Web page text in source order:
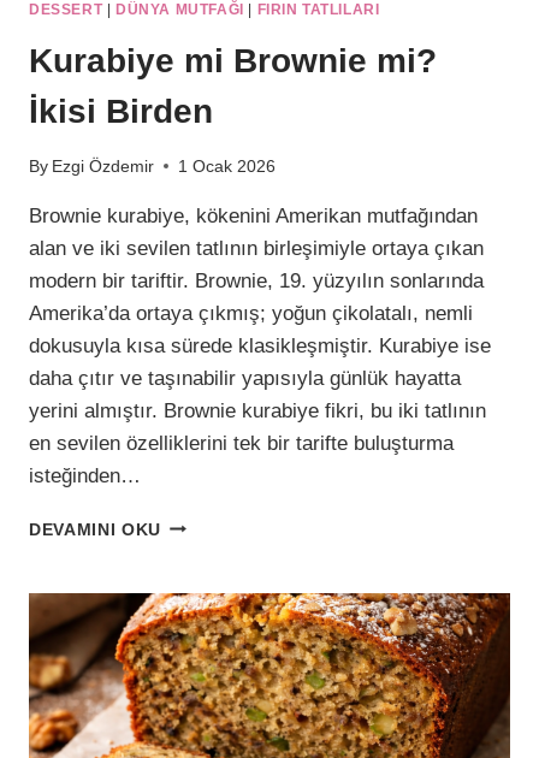
DESSERT| DÜNYA MUTFAĞI FIRIN TATLILARI
Kurabiye mi Brownie mi?
İkisi Birden
By Ezgi Özdemir 1 Ocak 2026
Brownie kurabiye, kökenini Amerikan mutfağından
alan ve iki sevilen tatlının birleşimiyle ortaya çıkan
modern bir tariftir. Brownie, 19. yüzyılın sonlarında
Amerika’da ortaya çıkmış; yoğun çikolatalı, nemli
dokusuyla kısa sürede klasikleşmiştir. Kurabiye ise
daha çıtır ve taşınabilir yapısıyla günlük hayatta
yerini almıştır. Brownie kurabiye fikri, bu iki tatlının
en sevilen özelliklerini tek bir tarifte buluşturma
isteğinden…
DEVAMINI OKU KURABIYE
MI?
İKISI
BIRDEN